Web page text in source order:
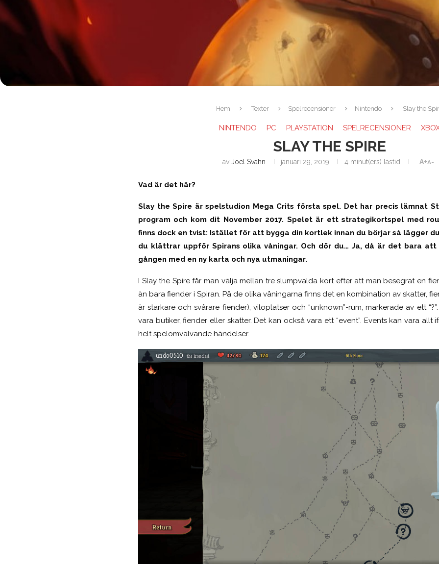
Hem Texter Spelrecensioner Nintendo Slay the
NINTENDO PC PLAYSTATION SPELRECENSIONER
SLAY THE SPIRE
av Joel Svahn januari 29, 2019 4 minut(ers) lästid A+A-
Vad är det här?
Slay the Spire är spelstudion Mega Crits första spel. Det har precis lämnat
program och kom dit November 2017. Spelet är ett strategikortspel med
finns dock en tvist: Istället för att bygga din kortlek innan du börjar så lägger
du klättrar uppför Spirans olika våningar. Och dör du… Ja, då är det bara
gången med en ny karta och nya utmaningar.
I Slay the Spire får man välja mellan tre slumpvalda kort efter att man besegrat en
än bara fiender i Spiran. På de olika våningarna finns det en kombination av skatter,
är starkare och svårare fiender), viloplatser och “unknown”-rum, markerade av ett
vara butiker, fiender eller skatter. Det kan också vara ett “event”. Events kan vara allt
helt spelomvälvande händelser.